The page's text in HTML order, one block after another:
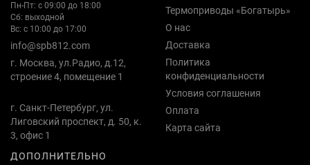
Пн-Пт: с 09:00 до 18:00
Сб: выходной
Вс: с 10:00 до 17:00
info@spb812.com
г. Москва, ул.Радио, д.12,
строение 4, помещение 1
г. Санкт-Петербург, ул.
Лиговский проспект, д. 50, к.
3, офис 1
Термоприводы «Богатырь»
О нас
Доставка
Политика
конфиденциальности
Условия соглашения
Оплата
Карта сайта
ДОПОЛНИТЕЛЬНО